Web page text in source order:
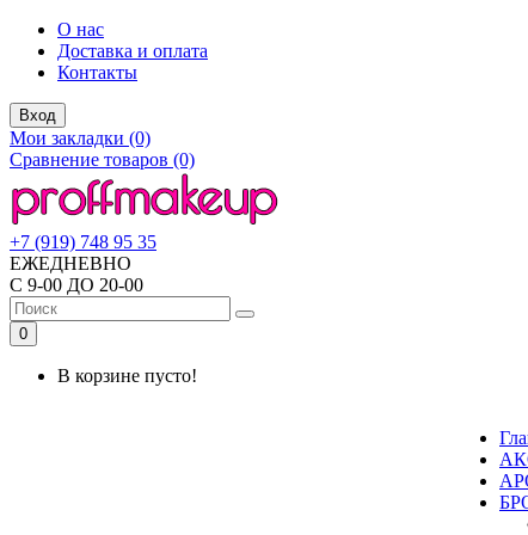
О нас
Доставка и оплата
Контакты
Вход
Мои закладки (0)
Сравнение товаров (0)
+7 (919) 748 95 35
ЕЖЕДНЕВНО
С 9-00 ДО 20-00
0
В корзине пусто!